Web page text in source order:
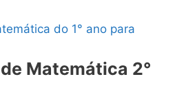
do 1° ano para
Matemática 2°